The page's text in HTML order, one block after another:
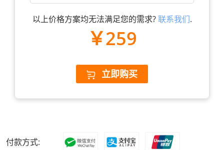
以上价格方案均无法满足您的需求?联系我们.
￥259
立即购买
付款方式: